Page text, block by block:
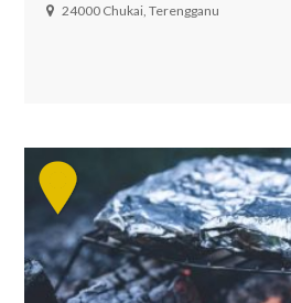
24000 Chukai, Terengganu